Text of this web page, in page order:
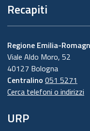
Recapiti
Regione Emilia-
Viale Aldo Moro, 52
40127 Bologna
Centralino 051 5271
Cerca telefoni o indirizzi
URP